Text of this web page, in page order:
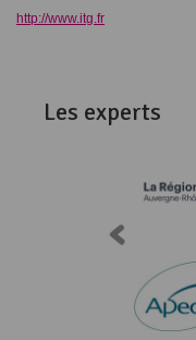
http://www.itg.fr
Les experts
Consulter